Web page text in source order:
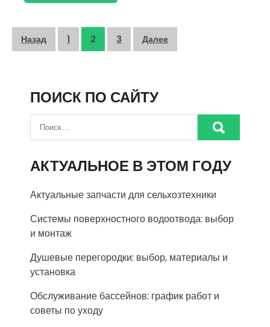
Пагинация
Назад 1 2 3 Далее
ПОИСК ПО САЙТУ
АКТУАЛЬНОЕ В ЭТОМ ГОДУ
Актуальные запчасти для сельхозтехники
Системы поверхностного водоотвода: выбор
и монтаж
Душевые перегородки: выбор, материалы и
установка
Обслуживание бассейнов: график работ и
советы по уходу